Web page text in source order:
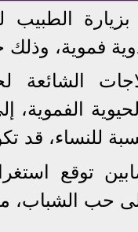
بزيارة
فموية،
الفموية،
للنساء،
توقع
حب الشباب،